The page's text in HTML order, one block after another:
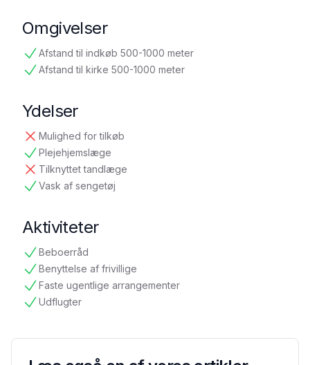
Omgivelser
Afstand til indkøb 500-1000 meter
tilgængelig
Afstand til kirke 500-1000 meter
tilgængelig
Ydelser
Mulighed for tilkøb
ikke tilgængelig
Plejehjemslæge
tilgængelig
Tilknyttet tandlæge
ikke tilgængelig
Vask af sengetøj
tilgængelig
Aktiviteter
Beboerråd
tilgængelig
Benyttelse af frivillige
tilgængelig
Faste ugentlige arrangementer
tilgængelig
Udflugter
tilgængelig